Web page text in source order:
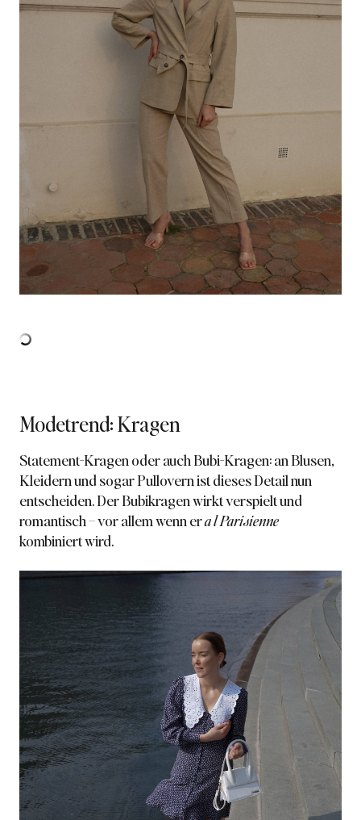
Modetrend: Kragen
Statement-Kragen oder auch Bubi-Kragen: an Blusen,
Kleidern und sogar Pullovern ist dieses Detail nun
entscheiden. Der Bubikragen wirkt verspielt und
romantisch – vor allem wenn era l Parisienne
kombiniert wird.